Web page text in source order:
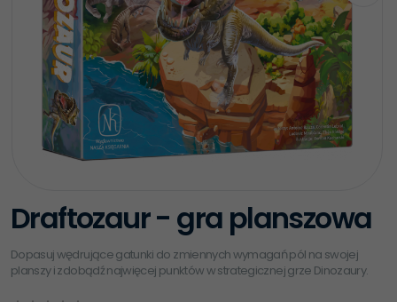
Draftozaur - gra planszowa
Dopasuj wędrujące gatunki do zmiennych wymagań pól na swojej
planszy i zdobądź najwięcej punktów w strategicznej grze Dinozaury.